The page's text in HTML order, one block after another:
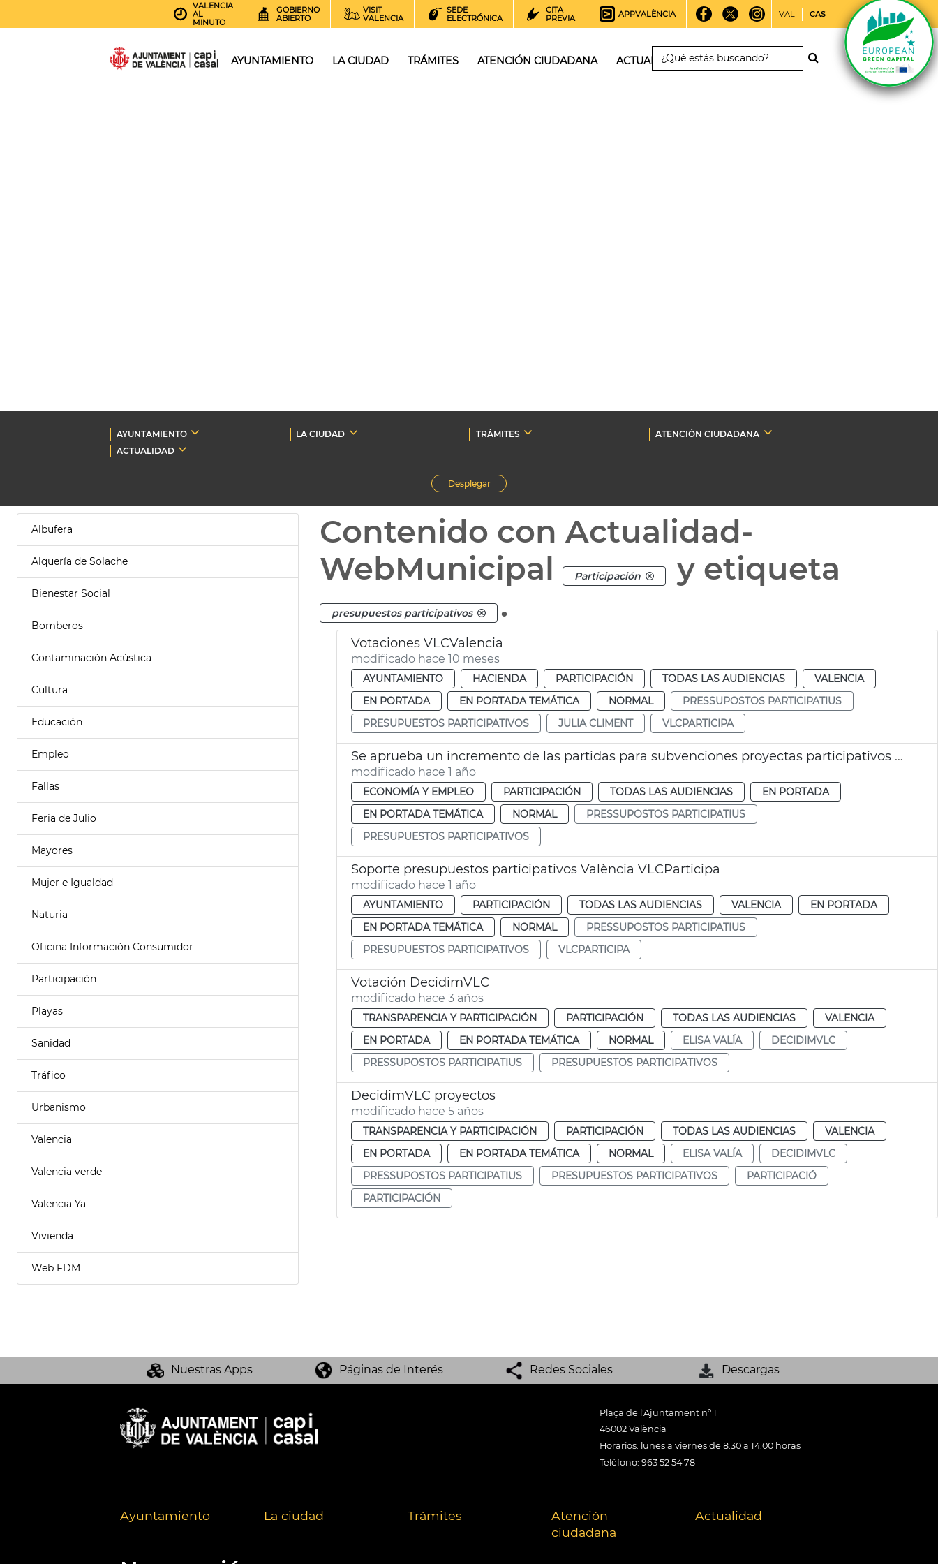
VALENCIA
AL
MINUTO
GOBIERNO
ABIERTO
VISIT
VALENCIA
SEDE
ELECTRÓNICA
CITA
PREVIA
APPVALÈNCIA VAL CAS
AYUNTAMIENTO LA CIUDAD TRÁMITES ATENCIÓN CIUDADANA ACTUALIDAD
AYUNTAMIENTO LA CIUDAD TRÁMITES
ATENCIÓN CIUDADANA
ACTUALIDAD
Desplegar
Albufera
Alquería de Solache
Bienestar Social
Bomberos
Contaminación Acústica
Cultura
Educación
Empleo
Fallas
Feria de Julio
Mayores
Mujer e Igualdad
Naturia
Oficina Información Consumidor
Participación
Playas
Sanidad
Tráfico
Urbanismo
Valencia
Valencia verde
Valencia Ya
Vivienda
Web FDM
Contenido con Actualidad-
WebMunicipal
Participación y etiqueta
presupuestos participativos .
Votaciones VLCValencia
modificado hace 10 meses
AYUNTAMIENTO HACIENDA PARTICIPACIÓN TODAS LAS AUDIENCIAS
VALENCIA
EN PORTADA
EN PORTADA TEMÁTICA NORMAL
PRESSUPOSTOS PARTICIPATIUS
PRESUPUESTOS PARTICIPATIVOS
JULIA CLIMENT VLCPARTICIPA
Se aprueba un incremento de las partidas para subvenciones proyectas participativos València
modificado hace 1 año
ECONOMÍA Y EMPLEO PARTICIPACIÓN TODAS LAS AUDIENCIAS
EN PORTADA
EN PORTADA TEMÁTICA
NORMAL
PRESSUPOSTOS PARTICIPATIUS
PRESUPUESTOS PARTICIPATIVOS
Soporte presupuestos participativos València VLCParticipa
modificado hace 1 año
AYUNTAMIENTO PARTICIPACIÓN TODAS LAS AUDIENCIAS VALENCIA
EN PORTADA
EN PORTADA TEMÁTICA
NORMAL
PRESSUPOSTOS PARTICIPATIUS
PRESUPUESTOS PARTICIPATIVOS
VLCPARTICIPA
Votación DecidimVLC
modificado hace 3 años
TRANSPARENCIA Y PARTICIPACIÓN PARTICIPACIÓN TODAS LAS AUDIENCIAS
VALENCIA
EN PORTADA
EN PORTADA TEMÁTICA NORMAL ELISA VALÍA
DECIDIMVLC
PRESSUPOSTOS PARTICIPATIUS
PRESUPUESTOS PARTICIPATIVOS
DecidimVLC proyectos
modificado hace 5 años
TRANSPARENCIA Y PARTICIPACIÓN PARTICIPACIÓN TODAS LAS AUDIENCIAS
VALENCIA
EN PORTADA
EN PORTADA TEMÁTICA NORMAL ELISA VALÍA
DECIDIMVLC
PRESSUPOSTOS PARTICIPATIUS
PRESUPUESTOS PARTICIPATIVOS
PARTICIPACIÓ
PARTICIPACIÓN
Nuestras Apps Páginas de Interés Redes Sociales Descargas
Plaça de l'Ajuntament nº 1
46002 València
Horarios: lunes a viernes de 8:30 a 14:00 horas
Teléfono: 963 52 54 78
Ayuntamiento La ciudad Trámites
Atención
ciudadana
Actualidad